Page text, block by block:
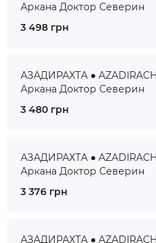
Аркана Доктор Северин
3 498 грн
АЗАДИРАХТА ●
Аркана Доктор Северин
3 480 грн
АЗАДИРАХТА ●
Аркана Доктор Северин
3 376 грн
АЗАДИРАХТА ●